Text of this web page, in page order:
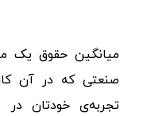
میانگین حقوق یک
صنعتی که در آن
تجربه‌ی خودتان در